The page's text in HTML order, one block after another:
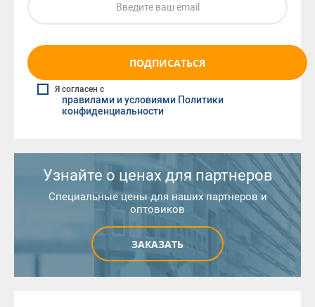
ПОДПИСАТЬСЯ
Я согласен с
правилами и условиями Политики
конфиденциальности
Узнайте о ценах для партнеров
Специальные цены для наших партнеров и
оптовиков
ЗАКАЗАТЬ